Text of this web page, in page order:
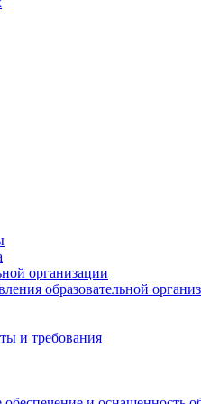
организации
образовательной
и требования